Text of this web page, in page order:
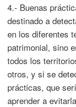
4.- Buenas
destinado a
en los diferentes
patrimonial, sino
todos los
otros, y si se
prácticas, que
aprender a